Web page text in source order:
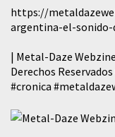
https://
argentina-el-
| Metal-Daze
Derechos
#cronica